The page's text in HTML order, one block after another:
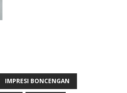
IMPRESI BONCENGAN